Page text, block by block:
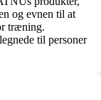
og evnen til at
træning.
til personer